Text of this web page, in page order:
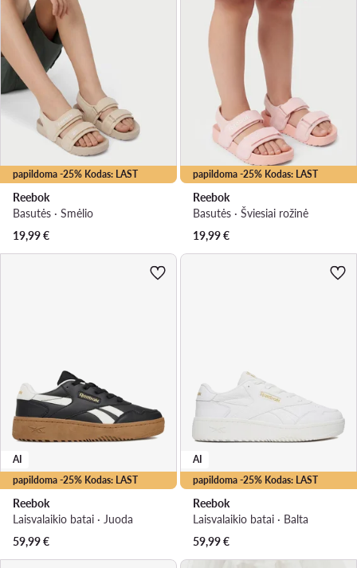
papildoma -25% Kodas: LAST
Reebok
Basutės · Smėlio
19,99€
papildoma -25% Kodas: LAST
Reebok
Basutės · Šviesiai rožinė
19,99€
papildoma -25% Kodas: LAST
AI
Reebok
Laisvalaikio batai · Juoda
59,99€
papildoma -25% Kodas: LAST
AI
Reebok
Laisvalaikio batai · Balta
59,99€